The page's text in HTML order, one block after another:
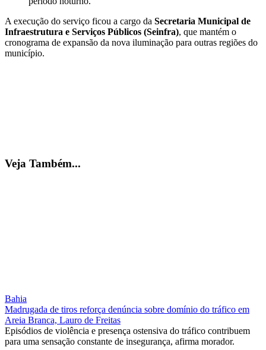
A execução do serviço ficou a cargo da Secretaria Municipal de
Infraestrutura e Serviços Públicos (Seinfra), que mantém o
cronograma de expansão da nova iluminação para outras regiões do
município.
Veja Também...
Bahia
Madrugada de tiros reforça denúncia sobre domínio do tráfico em
Areia Branca, Lauro de Freitas
Episódios de violência e presença ostensiva do tráfico contribuem
para uma sensação constante de insegurança, afirma morador.